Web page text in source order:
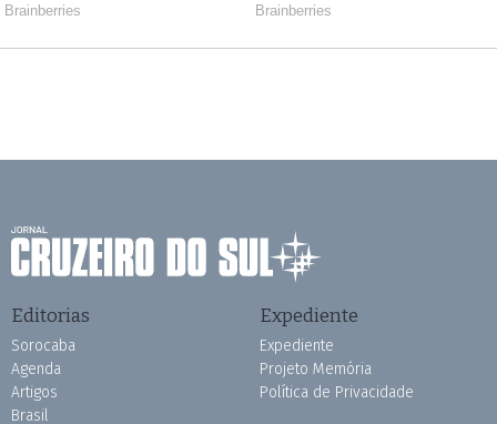
Editorias
Sorocaba
Agenda
Artigos
Brasil
Expediente
Expediente
Projeto Memória
Política de Privacidade